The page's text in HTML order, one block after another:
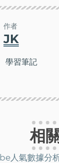
作者
JK
學習筆記
相
人氣數據分